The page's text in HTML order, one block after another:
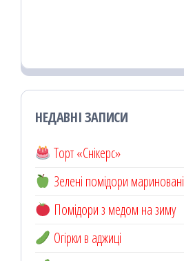
НЕДАВНІ ЗАПИСИ
Торт «Снікерс»
Зелені помідори мариновані
Помідори з медом на зиму
Огірки в аджиці